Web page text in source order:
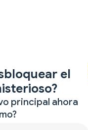
el
principal ahora